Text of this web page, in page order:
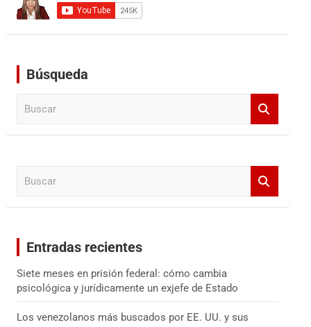
Búsqueda
Entradas recientes
Siete meses en prisión federal: cómo cambia
psicológica y jurídicamente un exjefe de Estado
Los venezolanos más buscados por EE. UU. y sus